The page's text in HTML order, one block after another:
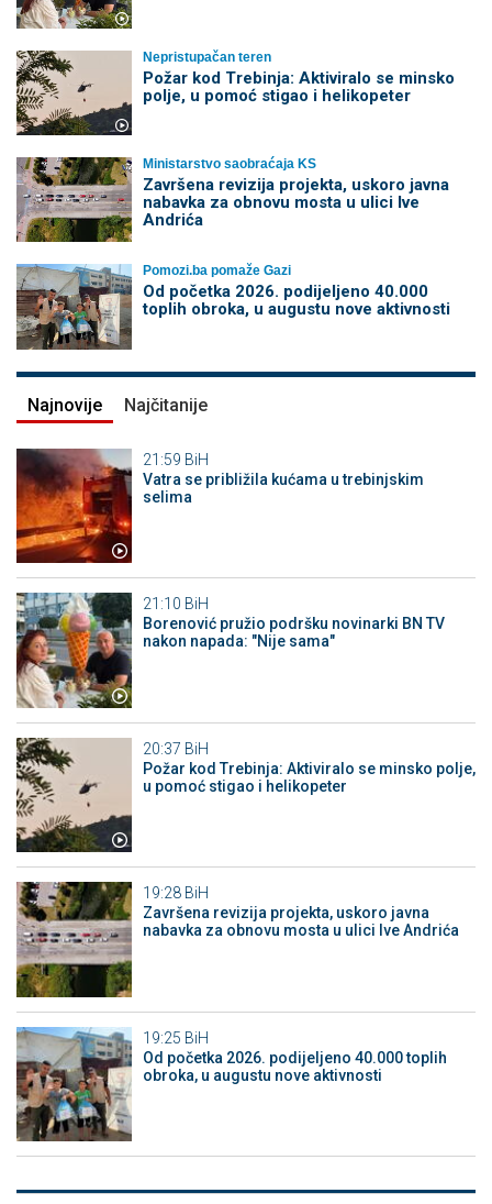
Nepristupačan teren
Požar kod Trebinja: Aktiviralo se minsko
polje, u pomoć stigao i helikopeter
Ministarstvo saobraćaja KS
Završena revizija projekta, uskoro javna
nabavka za obnovu mosta u ulici Ive
Andrića
Pomozi.ba pomaže Gazi
Od početka 2026. podijeljeno 40.000
toplih obroka, u augustu nove aktivnosti
Najnovije Najčitanije
21:59 BiH
Vatra se približila kućama u trebinjskim
selima
21:10 BiH
Borenović pružio podršku novinarki BN TV
nakon napada: "Nije sama"
20:37 BiH
Požar kod Trebinja: Aktiviralo se minsko polje,
u pomoć stigao i helikopeter
19:28 BiH
Završena revizija projekta, uskoro javna
nabavka za obnovu mosta u ulici Ive Andrića
19:25 BiH
Od početka 2026. podijeljeno 40.000 toplih
obroka, u augustu nove aktivnosti